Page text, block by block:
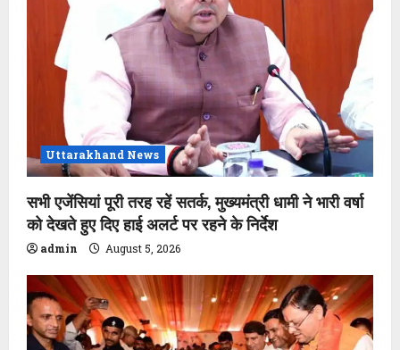
Uttarakhand News
सभी एजेंसियां पूरी तरह रहें सतर्क, मुख्यमंत्री धामी ने भारी वर्षा
को देखते हुए दिए हाई अलर्ट पर रहने के निर्देश
admin August 5, 2026